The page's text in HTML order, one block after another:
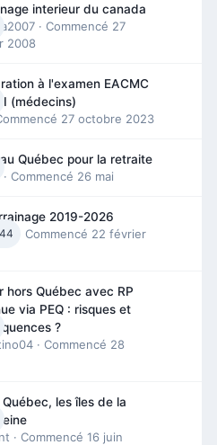
interieur du canada
· Commencé 27
2008
à l'examen EACMC
I (médecins)
27 octobre 2023
Québec pour la retraite
· Commencé 26 mai
2019-2026
· Commencé 22 février
hors Québec avec RP
via PEQ : risques et
?
· Commencé 28
les îles de la
· Commencé 16 juin